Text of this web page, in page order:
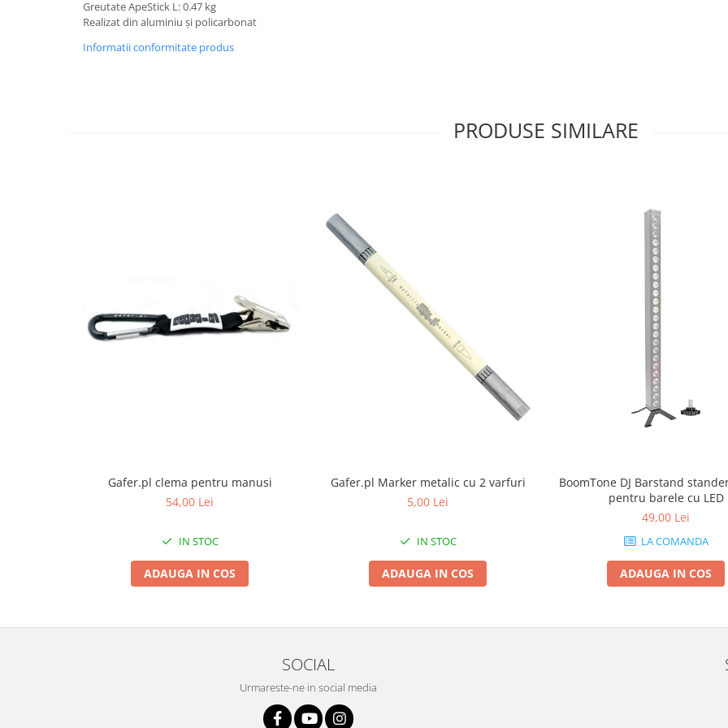
Greutate ApeStick L: 0.47 kg
Realizat din aluminiu și policarbonat
Informatii conformitate produs
PRODUSE SIMILARE
Gafer.pl clema pentru manusi
54,00 Lei
IN STOC
ADAUGA IN COS
Gafer.pl Marker metalic cu 2 varfuri
5,00 Lei
IN STOC
ADAUGA IN COS
BoomTone DJ Barstand
pentru barele cu LED
49,00 Lei
LA COMANDA
ADAUGA IN COS
SOCIAL
Urmareste-ne in social media